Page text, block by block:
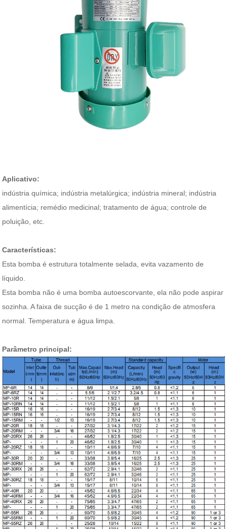
Aplicativo:
indústria química; indústria metalúrgica; indústria mineral; indústria
alimentícia; remédio medicinal; tratamento de água; controle de
poluição, etc.
Características:
Esta bomba é estrutura totalmente selada, evita vazamento de
líquido.
Esta bomba não é uma bomba autoescorvante, ela não pode aspirar
sozinha. A faixa de sucção é de 1 metro na condição de atmosfera
normal. Temperatura e água limpa.
Parâmetro principal: